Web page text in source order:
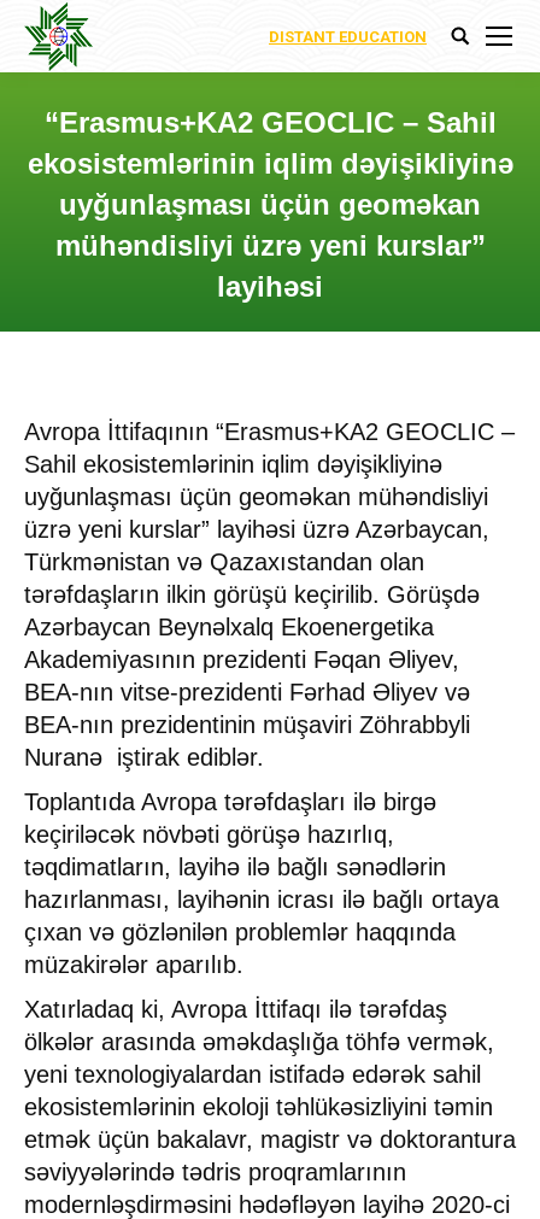
DISTANT EDUCATION Search:
“Erasmus+KA2 GEOCLIC – Sahil
ekosistemlərinin iqlim dəyişikliyinə
uyğunlaşması üçün geoməkan
mühəndisliyi üzrə yeni kurslar”
layihəsi
Avropa İttifaqının “Erasmus+KA2 GEOCLIC –
Sahil ekosistemlərinin iqlim dəyişikliyinə
uyğunlaşması üçün geoməkan mühəndisliyi
üzrə yeni kurslar” layihəsi üzrə Azərbaycan,
Türkmənistan və Qazaxıstandan olan
tərəfdaşların ilkin görüşü keçirilib. Görüşdə
Azərbaycan Beynəlxalq Ekoenergetika
Akademiyasının prezidenti Fəqan Əliyev,
BEA-nın vitse-prezidenti Fərhad Əliyev və
BEA-nın prezidentinin müşaviri Zöhrabbyli
Nuranə iştirak ediblər.
Toplantıda Avropa tərəfdaşları ilə birgə
keçiriləcək növbəti görüşə hazırlıq,
təqdimatların, layihə ilə bağlı sənədlərin
hazırlanması, layihənin icrası ilə bağlı ortaya
çıxan və gözlənilən problemlər haqqında
müzakirələr aparılıb.
Xatırladaq ki, Avropa İttifaqı ilə tərəfdaş
ölkələr arasında əməkdaşlığa töhfə vermək,
yeni texnologiyalardan istifadə edərək sahil
ekosistemlərinin ekoloji təhlükəsizliyini təmin
etmək üçün bakalavr, magistr və doktorantura
səviyyələrində tədris proqramlarının
modernləşdirməsini hədəfləyən layihə 2020-ci